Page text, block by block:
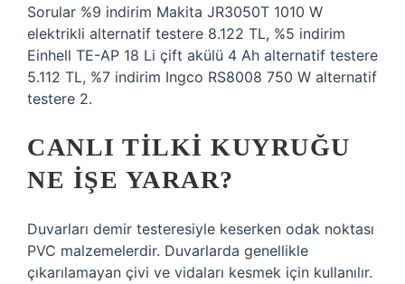
Sorular %9 indirim Makita JR3050T 1010 W
elektrikli alternatif testere 8.122 TL, %5 indirim
Einhell TE-AP 18 Li çift akülü 4 Ah alternatif testere
5.112 TL, %7 indirim Ingco RS8008 750 W alternatif
testere 2.
CANLI TILKI KUYRUĞU
NE IŞE YARAR?
Duvarları demir testeresiyle keserken odak noktası
PVC malzemelerdir. Duvarlarda genellikle
çıkarılamayan çivi ve vidaları kesmek için kullanılır.